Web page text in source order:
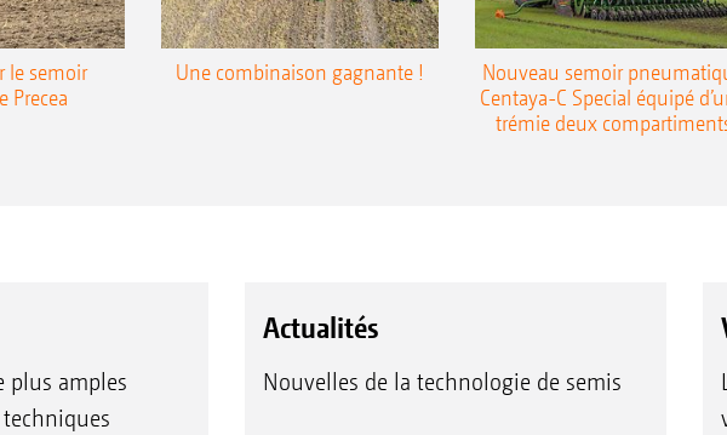
le semoir
Precea
Une combinaison gagnante !
Nouveau semoir
Centaya-C Special équipé
trémie deux
plus amples
Actualités
Nouvelles de la technologie de semis